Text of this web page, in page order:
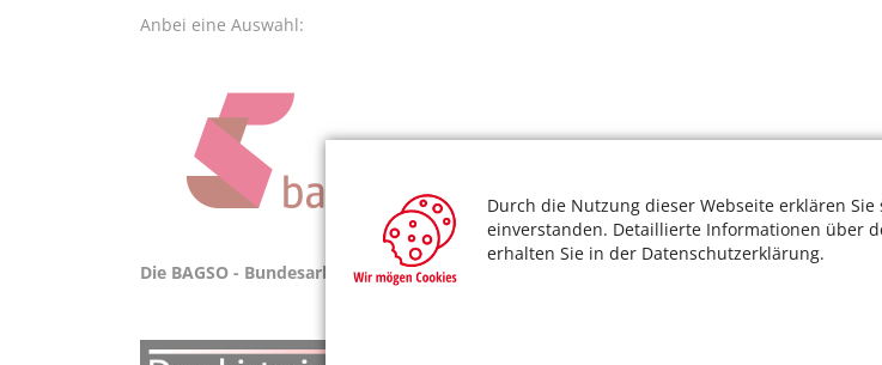
Durch die Nutzung dieser Webseite erklären
einverstanden. Detaillierte Informationen über
erhalten Sie in der Datenschutzerklärung.
Anbei eine Auswahl:
Die BAGSO - Bundesarbeitsgemeinschaft der Senioren - Organisationen